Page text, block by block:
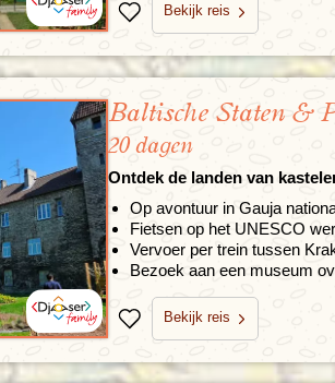
BewarenBekijk reis
Baltische Staten &
20 dagen
Ontdek de landen van
Op avontuur in Gauja
Fietsen op het UNESCO
Vervoer per trein tussen
Bezoek aan een museum
BewarenBekijk reis